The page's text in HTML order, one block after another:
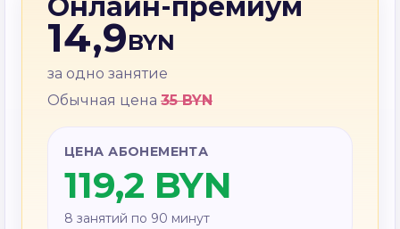
Онлайн-премиум
14,9BYN
за одно занятие
Обычная цена 35 BYN
ЦЕНА АБОНЕМЕНТА
119,2 BYN